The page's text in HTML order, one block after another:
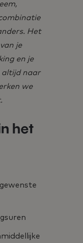
Het
je
en je
altijd naar
we
het